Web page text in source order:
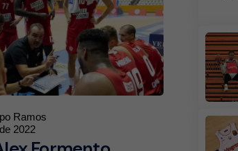
Ramos
2022